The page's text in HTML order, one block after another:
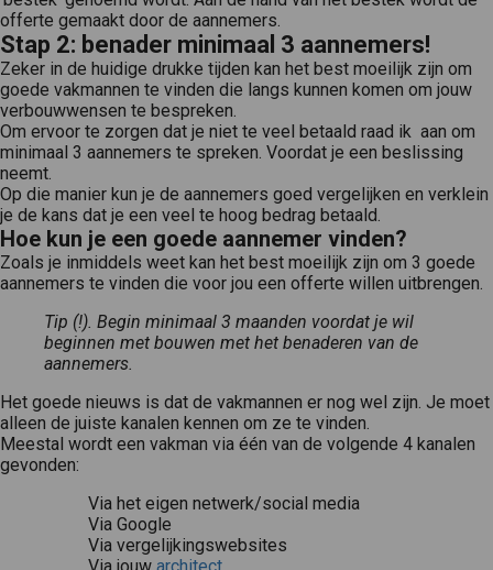
offerte gemaakt door de aannemers.
Stap 2: benader minimaal 3 aannemers!
Zeker in de huidige drukke tijden kan het best moeilijk zijn om
goede vakmannen te vinden die langs kunnen komen om jouw
verbouwwensen te bespreken.
Om ervoor te zorgen dat je niet te veel betaald raad ik aan om
minimaal 3 aannemers te spreken. Voordat je een beslissing
neemt.
Op die manier kun je de aannemers goed vergelijken en verklein
je de kans dat je een veel te hoog bedrag betaald.
Hoe kun je een goede aannemer vinden?
Zoals je inmiddels weet kan het best moeilijk zijn om 3 goede
aannemers te vinden die voor jou een offerte willen uitbrengen.
Tip (!). Begin minimaal 3 maanden voordat je wil
beginnen met bouwen met het benaderen van de
aannemers.
Het goede nieuws is dat de vakmannen er nog wel zijn. Je moet
alleen de juiste kanalen kennen om ze te vinden.
Meestal wordt een vakman via één van de volgende 4 kanalen
gevonden:
Via het eigen netwerk/social media
Via Google
Via vergelijkingswebsites